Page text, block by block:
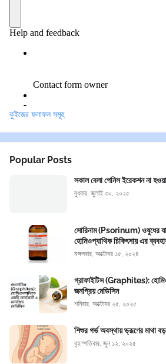
কুইজের ফলাফল সমূহ
Popular Posts
সকাল বেলা পেনিস ইরেকশন না
বুধবার, জুলাই ৩০, ২০২৫
সোরিনাম (Psorinum) ওষুধের
হোমিওপ্যাথিক চিকিৎসায় এর
মঙ্গলবার, অক্টোবর ১৫, ২০২৪
গ্রাফাইটিস (Graphites):
জনপ্রিয় মেডিসিন
শনিবার, অক্টোবর ২৫, ২০২৫
শিশুর গর্ভ অবস্থায় ভ্রূণের মাথা
বৃহস্পতিবার, জুন ১২, ২০২৫